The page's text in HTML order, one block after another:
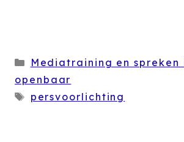
Categorieën
Mediatraining en spreken
openbaar
Tags
persvoorlichting